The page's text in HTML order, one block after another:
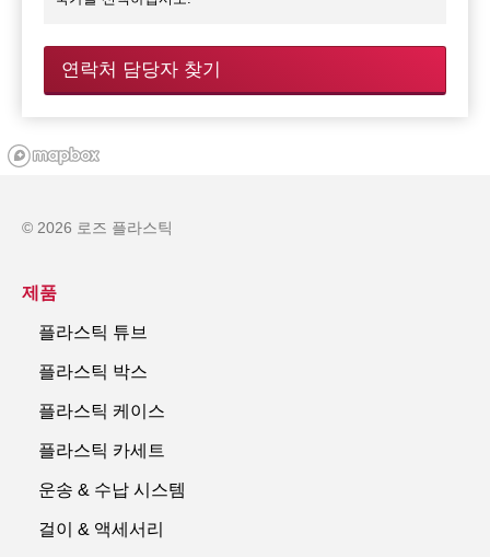
연락처 담당자 찾기
© 2026 로즈 플라스틱
제품
플라스틱 튜브
플라스틱 박스
플라스틱 케이스
플라스틱 카세트
운송 & 수납 시스템
걸이 & 액세서리